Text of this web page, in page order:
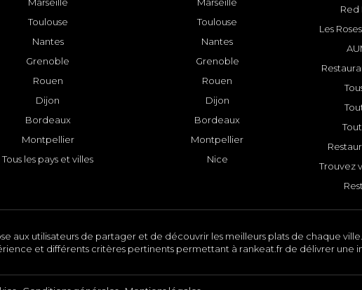
Marseille
Toulouse
Nantes
Grenoble
Rouen
Dijon
Bordeaux
Montpellier
Tous les pays et villes
Marseille
Toulouse
Nantes
Grenoble
Rouen
Dijon
Bordeaux
Montpellier
Nice
Red
Les
Trouvez
aux utilisateurs de partager et de découvrir les meilleurs plats de chaque
et différents critères pertinents permettant à rankeat.fr de délivrer une